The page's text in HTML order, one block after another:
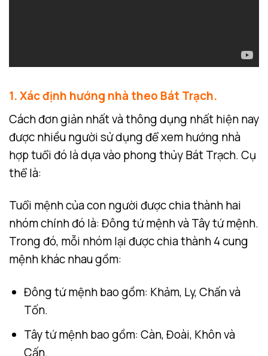
1. Xác định hướng nhà theo Bát Trạch.
Cách đơn giản nhất và thông dụng nhất hiện nay
được nhiều người sử dụng để xem hướng nhà
hợp tuổi đó là dựa vào phong thủy Bát Trạch. Cụ
thể là:
Tuổi mệnh của con người được chia thành hai
nhóm chính đó là: Đông tứ mệnh và Tây tứ mệnh.
Trong đó, mỗi nhóm lại được chia thành 4 cung
mệnh khác nhau gồm:
Đông tứ mệnh bao gồm: Khảm, Ly, Chấn và
Tốn.
Tây tứ mệnh bao gồm: Càn, Đoài, Khôn và
Cấn.